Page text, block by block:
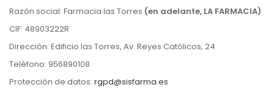
Razón social: Farmacia las Torres (en adelante, LA FARMACIA)
CIF: 48903222R
Dirección: Edificio las Torres, Av. Reyes Católicos, 24
Teléfono: 956890108
Protección de datos: rgpd@sisfarma.es